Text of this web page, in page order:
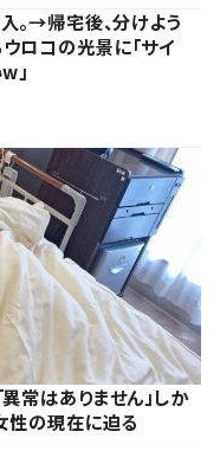
。→帰宅後、分けよう
コの光景に「サイ
」
常はありません」しか
性の現在に迫る